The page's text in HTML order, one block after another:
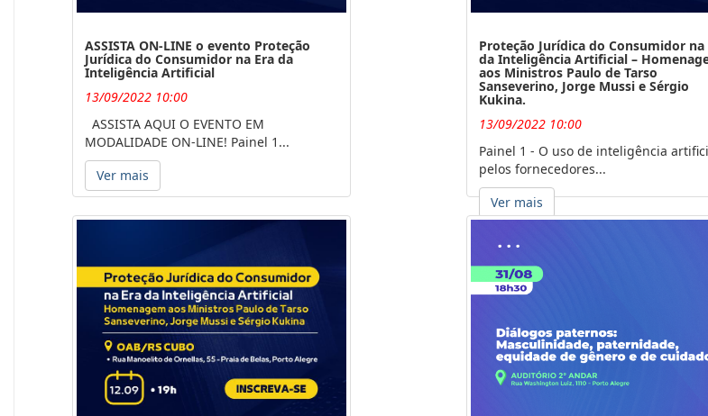
ASSISTA ON-LINE o evento Proteção
Jurídica do Consumidor na Era da
Inteligência Artificial
13/09/2022 10:00
ASSISTA AQUI O EVENTO EM
MODALIDADE ON-LINE! Painel 1...
Ver mais
Proteção Jurídica do Consumidor na
da Inteligência Artificial –
aos Ministros Paulo de Tarso
Sanseverino, Jorge Mussi e Sérgio
Kukina.
13/09/2022 10:00
Painel 1 - O uso de inteligência
pelos fornecedores...
Ver mais